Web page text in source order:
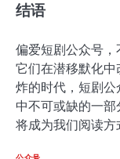
结语
偏爱短剧公众号
它们在潜移默化
炸的时代，短剧
中不可或缺的一
将成为我们阅读方